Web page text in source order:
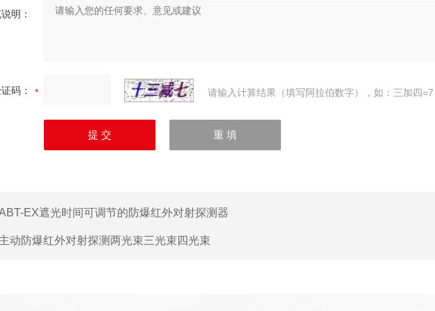
明：
码： 请输入计算结果（填写阿拉伯数字），如：三加四=7
EX遮光时间可调节的防爆红外对射探测器
主动防爆红外对射探测两光束三光束四光束